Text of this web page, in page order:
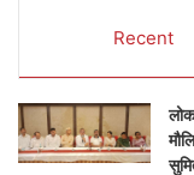
Recent